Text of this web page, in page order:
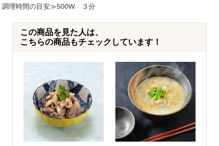
調理時間の目安≫500W ３分
この商品を見た人は、
こちらの商品もチェックしています！